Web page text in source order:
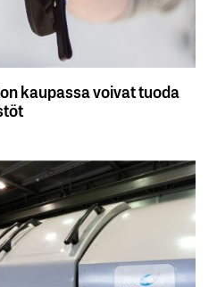
kaupassa voivat tuoda